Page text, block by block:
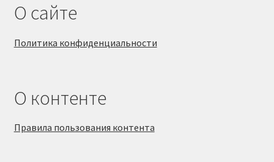
О сайте
Политика конфиденциальности
О контенте
Правила пользования контента